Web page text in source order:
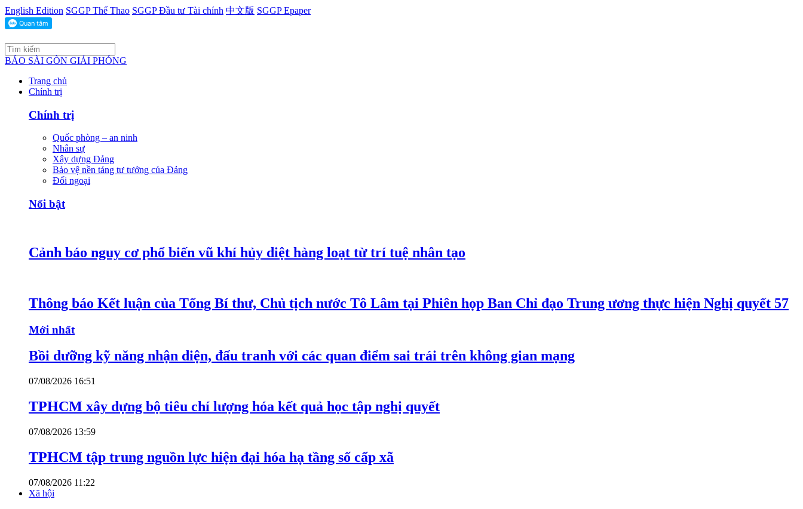
English Edition SGGP Thể Thao SGGP Đầu tư Tài chính 中文版 SGGP Epaper
BÁO SÀI GÒN GIẢI PHÓNG
Trang chủ
Chính trị
Chính trị
Quốc phòng – an ninh
Nhân sự
Xây dựng Đảng
Bảo vệ nền tảng tư tưởng của Đảng
Đối ngoại
Nổi bật
Cảnh báo nguy cơ phổ biến vũ khí hủy diệt hàng loạt từ trí tuệ nhân tạo
Thông báo Kết luận của Tổng Bí thư, Chủ tịch nước Tô Lâm tại Phiên họp Ban Chỉ đạo Trung ương thực hiện Nghị quyết 57
Mới nhất
Bồi dưỡng kỹ năng nhận diện, đấu tranh với các quan điểm sai trái trên không gian mạng
07/08/2026 16:51
TPHCM xây dựng bộ tiêu chí lượng hóa kết quả học tập nghị quyết
07/08/2026 13:59
TPHCM tập trung nguồn lực hiện đại hóa hạ tầng số cấp xã
07/08/2026 11:22
Xã hội